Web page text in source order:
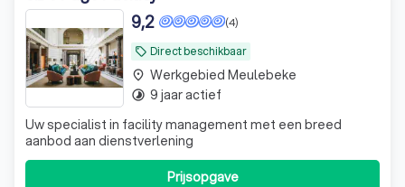
local_offer Direct beschikbaar
(4)
9,2
Uw specialist in facility management met een breed
aanbod aan dienstverlening
Prijsopgave
place Werkgebied Meulebeke
timelapse 9 jaar actief